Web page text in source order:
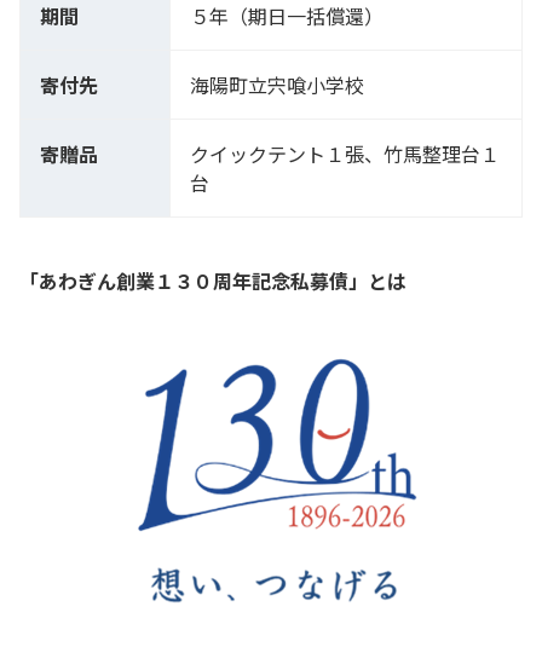
期間 ５年（期日一括償還）
寄付先 海陽町立宍喰小学校
寄贈品
クイックテント１張、竹馬整理台１
台
「あわぎん創業１３０周年記念私募債」とは